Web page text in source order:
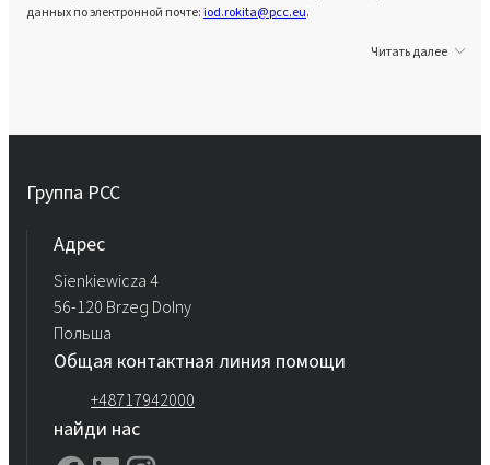
данных по электронной почте:iod.rokita@pcc.eu.
Читать далее
Группа PCC
Aдрес
Sienkiewicza 4
56-120 Brzeg Dolny
Польша
Общая контактная линия помощи
+48717942000
найди нас